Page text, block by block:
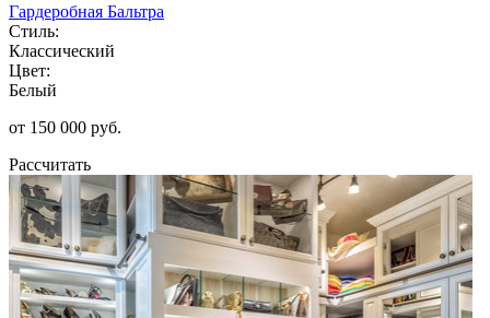
Гардеробная Бальтра
Стиль:
Классический
Цвет:
Белый
от 150 000 руб.
Рассчитать